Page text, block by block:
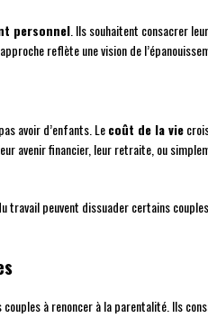
personnel . Ils souhaitent consacrer
reflète une vision de
avoir d’enfants. Lecoût de la vie
financier, leur retraite, ou
travail peuvent dissuader certains
couples à renoncer à la parentalité. Ils